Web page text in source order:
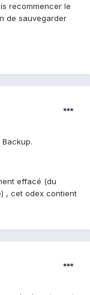
recommencer le
de sauvegarder
effacé (du
, cet odex contient